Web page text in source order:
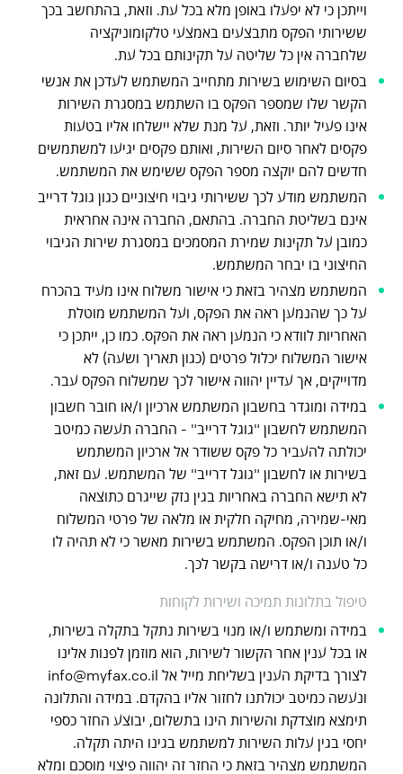
וייתכן כי לא יפעלו באופן מלא בכל עת. וזאת, בהתחשב בכך
ששירותי הפקס מתבצעים באמצעי טלקומוניקציה
שלחברה אין כל שליטה על תקינותם בכל עת.
בסיום השימוש בשירות מתחייב המשתמש לעדכן את אנשי
הקשר שלו שמספר הפקס בו השתמש במסגרת השירות
אינו פעיל יותר. וזאת, על מנת שלא יישלחו אליו בטעות
פקסים לאחר סיום השירות, ואותם פקסים יגיעו למשתמשים
חדשים להם יוקצה מספר הפקס ששימש את המשתמש.
המשתמש מודע לכך ששירותי גיבוי חיצוניים כגון גוגל דרייב
אינם בשליטת החברה. בהתאם, החברה אינה אחראית
כמובן על תקינות שמירת המסמכים במסגרת שירות הגיבוי
החיצוני בו יבחר המשתמש.
המשתמש מצהיר בזאת כי אישור משלוח אינו מעיד בהכרח
על כך שהנמען ראה את הפקס, ועל המשתמש מוטלת
האחריות לוודא כי הנמען ראה את הפקס. כמו כן, ייתכן כי
אישור המשלוח יכלול פרטים (כגון תאריך ושעה) לא
מדוייקים, אך עדיין יהווה אישור לכך שמשלוח הפקס עבר.
במידה ומוגדר בחשבון המשתמש ארכיון ו/או חובר חשבון
המשתמש לחשבון "גוגל דרייב" - החברה תעשה כמיטב
יכולתה להעביר כל פקס ששודר אל ארכיון המשתמש
בשירות או לחשבון "גוגל דרייב" של המשתמש. עם זאת,
לא תישא החברה באחריות בגין נזק שייגרם כתוצאה
מאי-שמירה, מחיקה חלקית או מלאה של פרטי המשלוח
ו/או תוכן הפקס. המשתמש בשירות מאשר כי לא תהיה לו
כל טענה ו/או דרישה בקשר לכך.
טיפול בתלונות תמיכה ושירות לקוחות
במידה ומשתמש ו/או מנוי בשירות נתקל בתקלה בשירות,
או בכל ענין אחר הקשור לשירות, הוא מוזמן לפנות אלינו
לצורך בדיקת הענין בשליחת מייל אל info@myfax.co.il
ונעשה כמיטב יכולתנו לחזור אליו בהקדם. במידה והתלונה
תימצא מוצדקת והשירות הינו בתשלום, יבוצע החזר כספי
יחסי בגין עלות השירות למשתמש בגינו היתה תקלה.
המשתמש מצהיר בזאת כי החזר זה יהווה פיצוי מוסכם ומלא